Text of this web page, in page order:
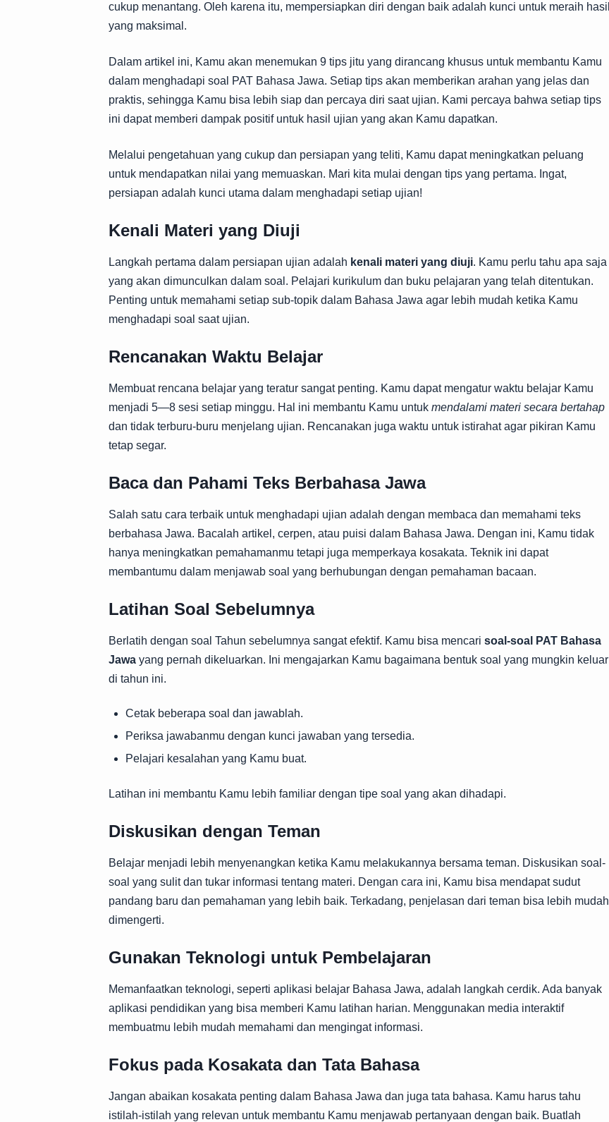
cukup menantang. Oleh karena itu, mempersiapkan diri dengan baik adalah kunci untuk meraih hasil
yang maksimal.
Dalam artikel ini, Kamu akan menemukan 9 tips jitu yang dirancang khusus untuk membantu Kamu
dalam menghadapi soal PAT Bahasa Jawa. Setiap tips akan memberikan arahan yang jelas dan
praktis, sehingga Kamu bisa lebih siap dan percaya diri saat ujian. Kami percaya bahwa setiap tips
ini dapat memberi dampak positif untuk hasil ujian yang akan Kamu dapatkan.
Melalui pengetahuan yang cukup dan persiapan yang teliti, Kamu dapat meningkatkan peluang
untuk mendapatkan nilai yang memuaskan. Mari kita mulai dengan tips yang pertama. Ingat,
persiapan adalah kunci utama dalam menghadapi setiap ujian!
Kenali Materi yang Diuji
Langkah pertama dalam persiapan ujian adalah kenali materi yang diuji. Kamu perlu tahu apa saja
yang akan dimunculkan dalam soal. Pelajari kurikulum dan buku pelajaran yang telah ditentukan.
Penting untuk memahami setiap sub-topik dalam Bahasa Jawa agar lebih mudah ketika Kamu
menghadapi soal saat ujian.
Rencanakan Waktu Belajar
Membuat rencana belajar yang teratur sangat penting. Kamu dapat mengatur waktu belajar Kamu
menjadi 5—8 sesi setiap minggu. Hal ini membantu Kamu untuk mendalami materi secara bertahap
dan tidak terburu-buru menjelang ujian. Rencanakan juga waktu untuk istirahat agar pikiran Kamu
tetap segar.
Baca dan Pahami Teks Berbahasa Jawa
Salah satu cara terbaik untuk menghadapi ujian adalah dengan membaca dan memahami teks
berbahasa Jawa. Bacalah artikel, cerpen, atau puisi dalam Bahasa Jawa. Dengan ini, Kamu tidak
hanya meningkatkan pemahamanmu tetapi juga memperkaya kosakata. Teknik ini dapat
membantumu dalam menjawab soal yang berhubungan dengan pemahaman bacaan.
Latihan Soal Sebelumnya
Berlatih dengan soal Tahun sebelumnya sangat efektif. Kamu bisa mencari soal-soal PAT Bahasa
Jawa yang pernah dikeluarkan. Ini mengajarkan Kamu bagaimana bentuk soal yang mungkin keluar
di tahun ini.
Cetak beberapa soal dan jawablah.
Periksa jawabanmu dengan kunci jawaban yang tersedia.
Pelajari kesalahan yang Kamu buat.
Latihan ini membantu Kamu lebih familiar dengan tipe soal yang akan dihadapi.
Diskusikan dengan Teman
Belajar menjadi lebih menyenangkan ketika Kamu melakukannya bersama teman. Diskusikan soal-
soal yang sulit dan tukar informasi tentang materi. Dengan cara ini, Kamu bisa mendapat sudut
pandang baru dan pemahaman yang lebih baik. Terkadang, penjelasan dari teman bisa lebih mudah
dimengerti.
Gunakan Teknologi untuk Pembelajaran
Memanfaatkan teknologi, seperti aplikasi belajar Bahasa Jawa, adalah langkah cerdik. Ada banyak
aplikasi pendidikan yang bisa memberi Kamu latihan harian. Menggunakan media interaktif
membuatmu lebih mudah memahami dan mengingat informasi.
Fokus pada Kosakata dan Tata Bahasa
Jangan abaikan kosakata penting dalam Bahasa Jawa dan juga tata bahasa. Kamu harus tahu
istilah-istilah yang relevan untuk membantu Kamu menjawab pertanyaan dengan baik. Buatlah